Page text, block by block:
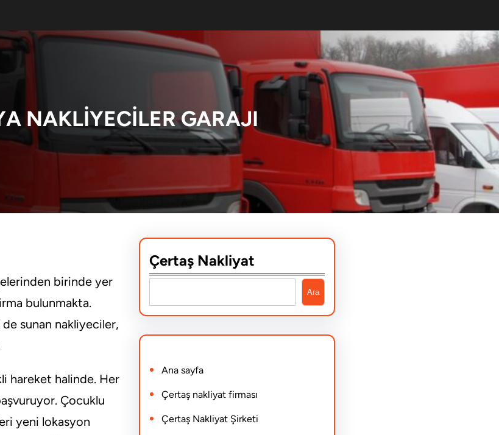
NAKLIYECILER GARAJI
birinde yer
bulunmakta.
de sunan nakliyeciler,
hareket halinde. Her
Çocuklu
yeni lokasyon
Çertaş Nakliyat
e
a
c
h
Ara
Ana sayfa
Çertaş nakliyat firması
Çertaş Nakliyat Şirketi